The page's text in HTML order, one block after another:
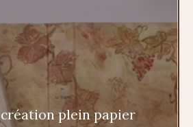
plein papier